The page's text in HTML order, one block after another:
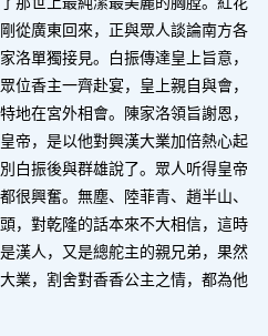
從廣東回來，正與眾人談論南方各
洛單獨接見。白振傳達皇上旨意，
位香主一齊赴宴，皇上親自與會，
地在宮外相會。陳家洛領旨謝恩，
帝，是以他對興漢大業加倍熱心起
白振後與群雄說了。眾人听得皇帝
很興奮。無塵、陸菲青、趙半山、
，對乾隆的話本來不大相信，這時
漢人，又是總舵主的親兄弟，果然
業，割舍對香香公主之情，都為他